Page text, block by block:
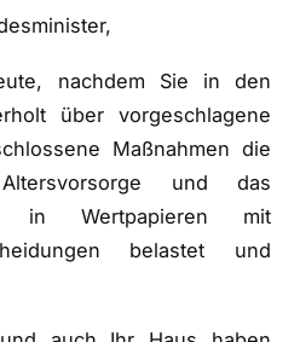
nachdem Sie in den
über vorgeschlagene
Maßnahmen die
Altersvorsorge und das
in Wertpapieren mit
belastet und